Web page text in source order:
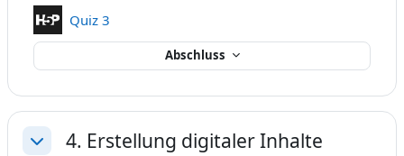
Quiz 3
Abschluss
Einklappen4. Erstellung digitaler Inhalte